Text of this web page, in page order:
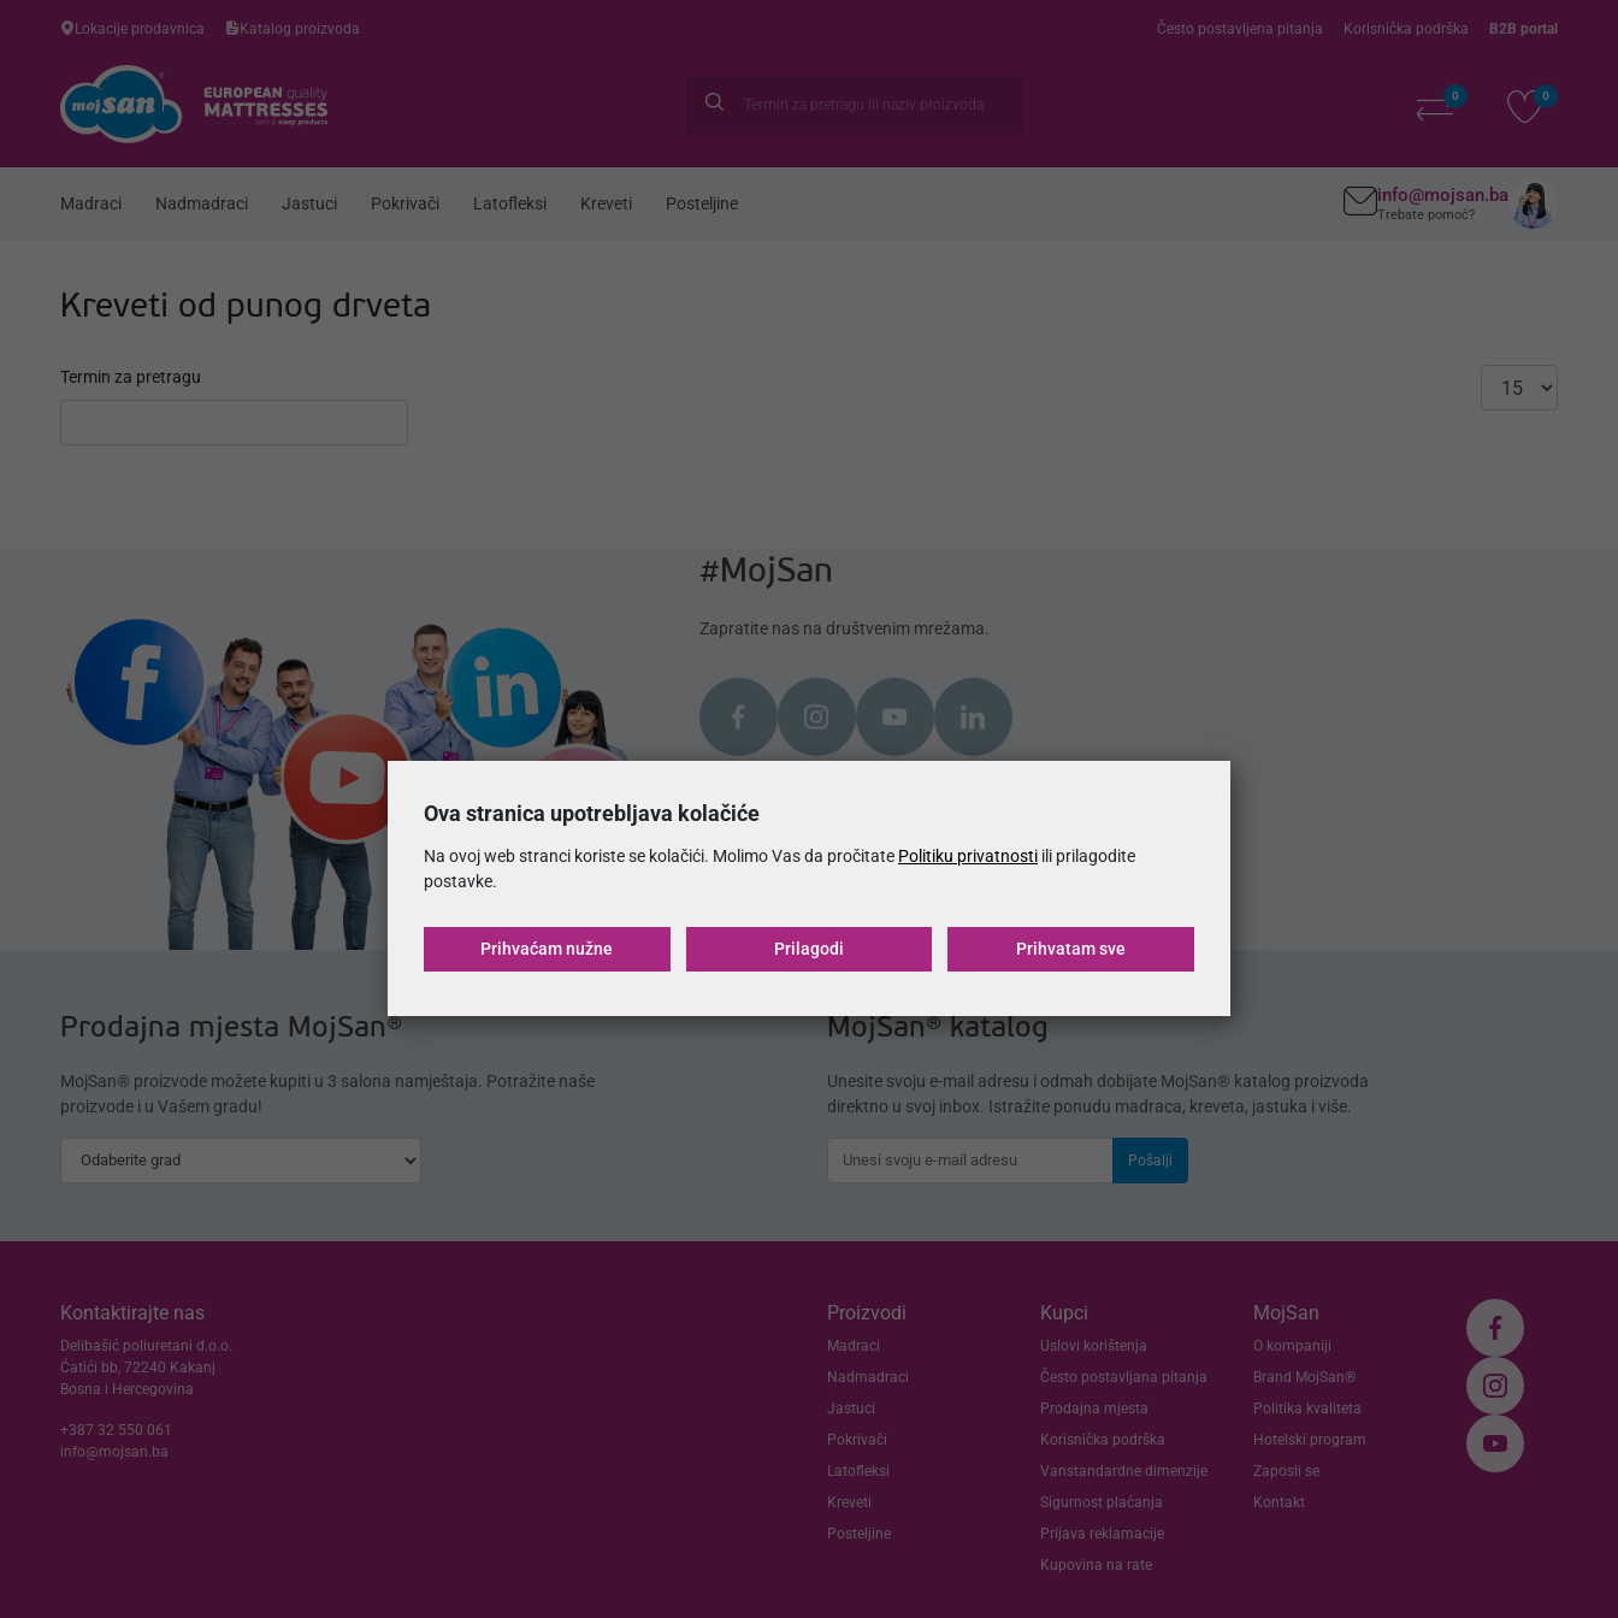
Lokacije prodavnica Katalog proizvoda Često postavljena pitanja Korisnička podrška B2B portal
0 0
Madraci Nadmadraci Jastuci Pokrivači Latofleksi Kreveti Posteljine info@mojsan.ba
Trebate pomoć?
Kreveti od punog drveta
Termin za pretragu
#MojSan
Zapratite nas na društvenim mrežama.
Prodajna mjesta MojSan®
MojSan® proizvode možete kupiti u 3 salona namještaja. Potražite naše
proizvode i u Vašem gradu!
MojSan® katalog
Unesite svoju e-mail adresu i odmah dobijate MojSan® katalog proizvoda
direktno u svoj inbox. Istražite ponudu madraca, kreveta, jastuka i više.
Pošalji
Kontaktirajte nas
Delibašić poliuretani d.o.o.
Ćatići bb, 72240 Kakanj
Bosna i Hercegovina
+387 32 550 061
info@mojsan.ba
Proizvodi
Madraci
Nadmadraci
Jastuci
Pokrivači
Latofleksi
Kreveti
Posteljine
Kupci
Uslovi korištenja
Često postavljana pitanja
Prodajna mjesta
Korisnička podrška
Vanstandardne dimenzije
Sigurnost plaćanja
Prijava reklamacije
Kupovina na rate
MojSan
O kompaniji
Brand MojSan®
Politika kvaliteta
Hotelski program
Zaposli se
Kontakt
Ova stranica upotrebljava kolačiće
Na ovoj web stranci koriste se kolačići. Molimo Vas da pročitate Politiku privatnosti ili prilagodite
postavke.
Prihvaćam nužne Prilagodi Prihvatam sve